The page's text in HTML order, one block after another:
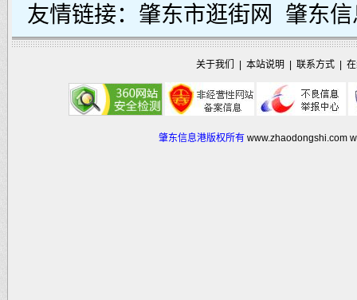
友情链接： 肇东市逛街网 肇东
关于我们 本站说明 联系方式|
肇东信息港版权所有 www.zhaodongshi.com